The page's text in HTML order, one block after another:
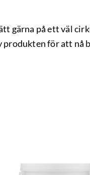
gärna på ett väl
för att nå